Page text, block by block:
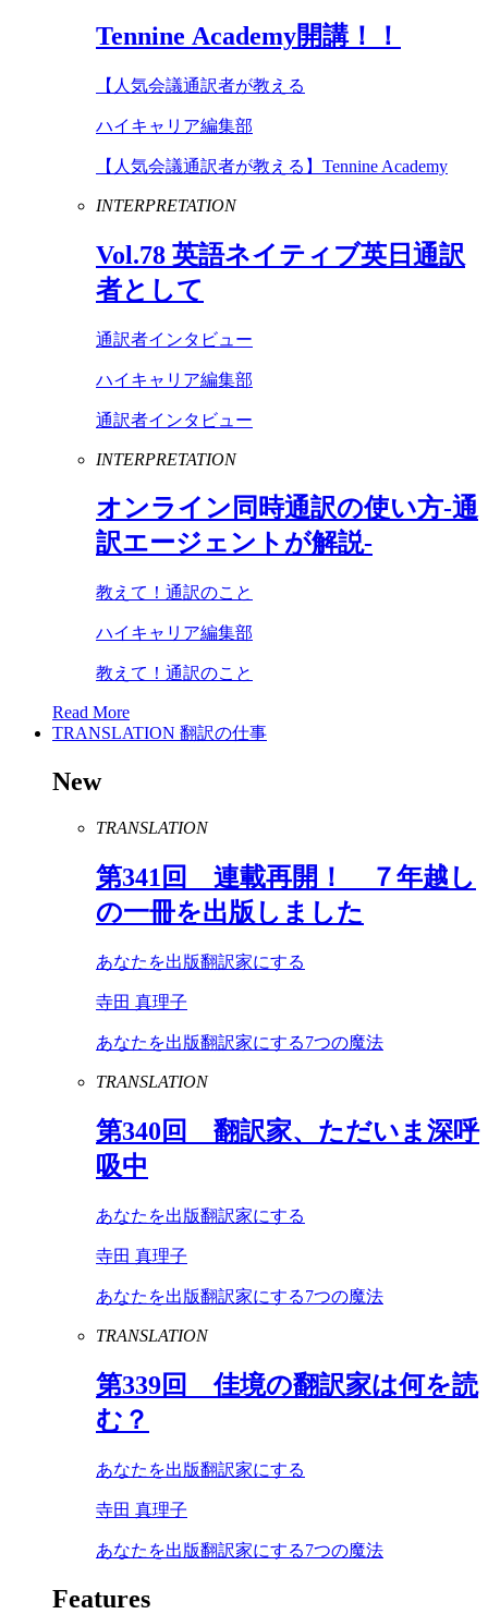
Tennine Academy開講！！
【人気会議通訳者が教える
ハイキャリア編集部
【人気会議通訳者が教える】Tennine Academy
INTERPRETATION
Vol.78 英語ネイティブ英日通訳
者として
通訳者インタビュー
ハイキャリア編集部
通訳者インタビュー
INTERPRETATION
オンライン同時通訳の使い方-通
訳エージェントが解説-
教えて！通訳のこと
ハイキャリア編集部
教えて！通訳のこと
Read More
TRANSLATION 翻訳の仕事
New
TRANSLATION
第341 回 連載再開！ ７年越し
の一冊を出版しました
あなたを出版翻訳家にする
寺田 真理子
あなたを出版翻訳家にする7つの魔法
TRANSLATION
第340回 翻訳家、ただいま深呼
吸中
あなたを出版翻訳家にする
寺田 真理子
あなたを出版翻訳家にする7つの魔法
TRANSLATION
第339回 佳境の翻訳家は何を読
む？
あなたを出版翻訳家にする
寺田 真理子
あなたを出版翻訳家にする7つの魔法
Features